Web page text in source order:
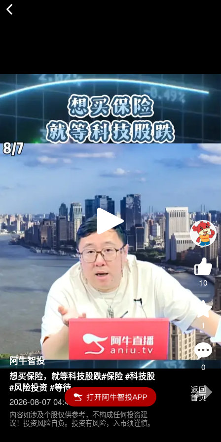
Play
Video
10
1
0
阿牛智投
想买保险，就等科技股跌#保险 #科技股
#风险投资 #等待
2026-08-07 04:45
内容如涉及个股仅供参考，不构成任何投资建
议！投资风险自负。投资有风险，入市须谨慎。